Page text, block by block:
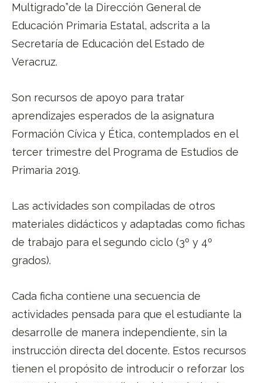
Multigrado”de la Dirección General de
Educación Primaria Estatal, adscrita a la
Secretaría de Educación del Estado de
Veracruz.
Son recursos de apoyo para tratar
aprendizajes esperados de la asignatura
Formación Cívica y Ética, contemplados en el
tercer trimestre del Programa de Estudios de
Primaria 2019.
Las actividades son compiladas de otros
materiales didácticos y adaptadas como fichas
de trabajo para el segundo ciclo (3º y 4º
grados).
Cada ficha contiene una secuencia de
actividades pensada para que el estudiante la
desarrolle de manera independiente, sin la
instrucción directa del docente. Estos recursos
tienen el propósito de introducir o reforzar los